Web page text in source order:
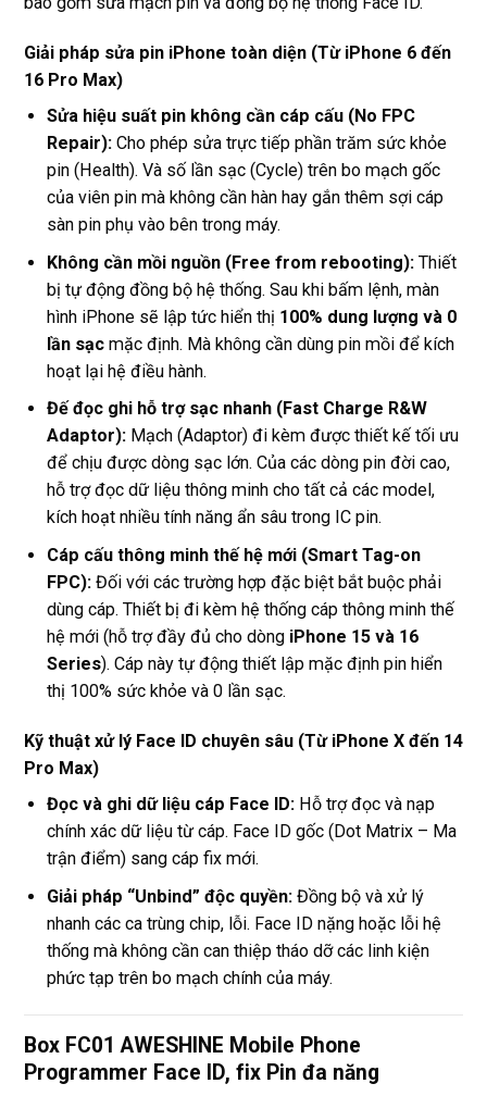
Giải pháp sửa pin iPhone toàn diện (Từ iPhone 6 đến
16 Pro Max)
Sửa hiệu suất pin không cần cáp cấu (No FPC
Repair): Cho phép sửa trực tiếp phần trăm sức khỏe
pin (Health). Và số lần sạc (Cycle) trên bo mạch gốc
của viên pin mà không cần hàn hay gắn thêm sợi cáp
sàn pin phụ vào bên trong máy.
Không cần mồi nguồn (Free from rebooting): Thiết
bị tự động đồng bộ hệ thống. Sau khi bấm lệnh, màn
hình iPhone sẽ lập tức hiển thị 100% dung lượng và 0
lần sạc mặc định. Mà không cần dùng pin mồi để kích
hoạt lại hệ điều hành.
Đế đọc ghi hỗ trợ sạc nhanh (Fast Charge R&W
Adaptor): Mạch (Adaptor) đi kèm được thiết kế tối ưu
để chịu được dòng sạc lớn. Của các dòng pin đời cao,
hỗ trợ đọc dữ liệu thông minh cho tất cả các model,
kích hoạt nhiều tính năng ẩn sâu trong IC pin.
Cáp cấu thông minh thế hệ mới (Smart Tag-on
FPC): Đối với các trường hợp đặc biệt bắt buộc phải
dùng cáp. Thiết bị đi kèm hệ thống cáp thông minh thế
hệ mới (hỗ trợ đầy đủ cho dòng iPhone 15 và 16
Series). Cáp này tự động thiết lập mặc định pin hiển
thị 100% sức khỏe và 0 lần sạc.
Kỹ thuật xử lý Face ID chuyên sâu (Từ iPhone X đến 14
Pro Max)
Đọc và ghi dữ liệu cáp Face ID: Hỗ trợ đọc và nạp
chính xác dữ liệu từ cáp. Face ID gốc (Dot Matrix – Ma
trận điểm) sang cáp fix mới.
Giải pháp “Unbind” độc quyền: Đồng bộ và xử lý
nhanh các ca trùng chip, lỗi. Face ID nặng hoặc lỗi hệ
thống mà không cần can thiệp tháo dỡ các linh kiện
phức tạp trên bo mạch chính của máy.
Box FC01 AWESHINE Mobile Phone
Programmer Face ID, fix Pin đa năng